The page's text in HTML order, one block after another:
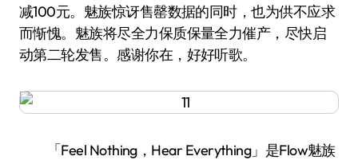
减100元。魅族惊讶售罄数据的同时，也为供不应求
而惭愧。魅族将尽全力保质保量全力催产，尽快启
动第二轮发售。感谢你在，好好听歌。
「Feel Nothing，Hear Everything」是Flow魅族